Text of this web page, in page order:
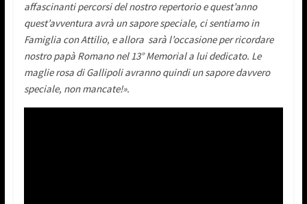
affascinanti percorsi del nostro repertorio e quest’anno
quest’avventura avrà un sapore speciale, ci sentiamo in
Famiglia con Attilio, e allora sarà l’occasione per ricordare
nostro papà Romano nel 13° Memorial a lui dedicato. Le
maglie rosa di Gallipoli avranno quindi un sapore davvero
speciale, non mancate!».